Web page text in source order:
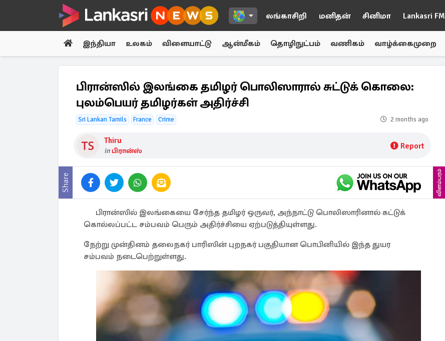
லங்காசிறி மனிதன் சினிமா Lankasri FM
இந்தியா உலகம் விளையாட்டு ஆன்மீகம் தொழிநுட்பம் வணிகம் வாழ்க்கைமுறை
பிரான்ஸில் இலங்கை தமிழர் பொலிஸாரால் சுட்டுக் கொலை:
புலம்பெயர் தமிழர்கள் அதிர்ச்சி
Sri Lankan Tamils France Crime 2 months ago
Thiru
inபிரான்ஸ் Report
Share விளம்பரம்
பிரான்ஸில் இலங்கையை சேர்ந்த தமிழர் ஒருவர், அந்நாட்டு பொலிஸாரினால் சுட்டுக்
கொல்லப்பட்ட சம்பவம் பெரும் அதிர்ச்சியை ஏற்படுத்தியுள்ளது.
நேற்று முன்தினம் தலைநகர் பாரிஸின் புறநகர் பகுதியான பொபினியில் இந்த துயர
சம்பவம் நடைபெற்றுள்ளது.